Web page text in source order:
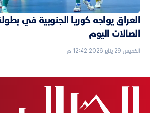
العراق يواجه كوريا الجنوبية في
الصالات اليوم
الخميس 29 يناير 2026 12:42 م